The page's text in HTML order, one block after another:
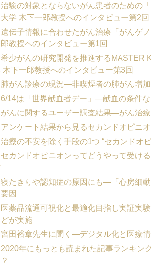
治験の対象とならないがん患者のための
学 木下一郎教授へのインタビュー第2回
遺伝子情報に合わせたがん治療「がんゲ
教授へのインタビュー第1回
希少がんの研究開発を推進するMASTER
木下一郎教授へのインタビュー第3回
肺がん診療の現況―非喫煙者の肺がん増
6/14は「世界献血者デー」―献血の条件
がんに関するユーザー調査結果―がん治
アンケート結果から見るセカンドオピニ
治療の不安を除く手段の1つ “セカンドオ
セカンドオピニオンってどうやって受け
寝たきりや認知症の原因にも―「心房細
因
医薬品流通可視化と最適化目指し実証実
どが実施
宮田裕章先生に聞く―デジタル化と医療
2020年にもっとも読まれた記事ランキン